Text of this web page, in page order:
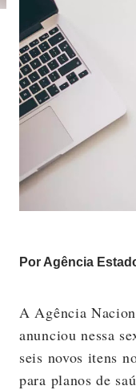
Por Agência
A Agência
anunciou nessa
seis novos itens
para planos de